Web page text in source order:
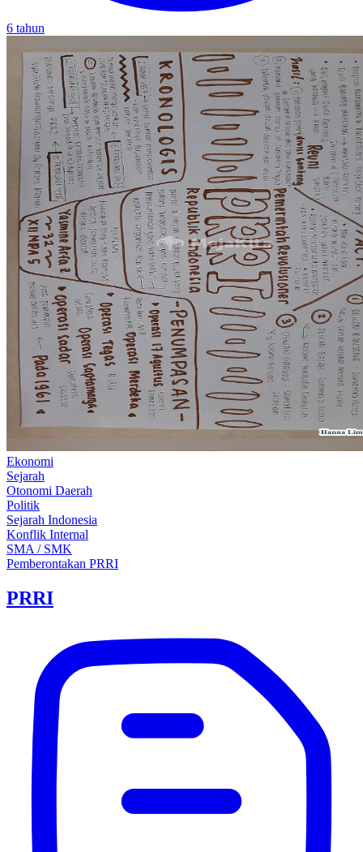
6 tahun
Ekonomi
Sejarah
Otonomi Daerah
Politik
Sejarah Indonesia
Konflik Internal
SMA / SMK
Pemberontakan PRRI
PRRI